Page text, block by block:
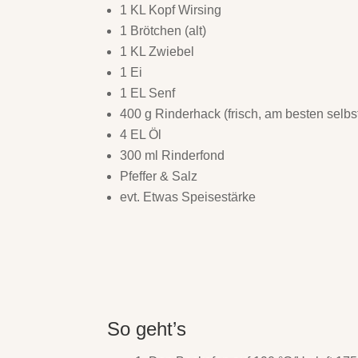
1 KL Kopf Wirsing
1 Brötchen (alt)
1 KL Zwiebel
1 Ei
1 EL Senf
400 g Rinderhack (frisch, am besten
4 EL Öl
300 ml Rinderfond
Pfeffer & Salz
evt. Etwas Speisestärke
So geht’s